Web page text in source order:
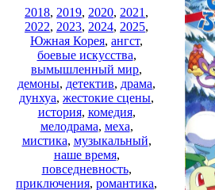
2018, 2019, 2020, 2021 ,
2022, 2023, 2024, 2025,
Южная Корея, ангст,
боевые искусства,
вымышленный мир,
демоны, детектив, драма,
дунхуа, жестокие сцены,
история, комедия,
мелодрама, меха,
мистика, музыкальный,
наше время,
повседневность,
приключения, романтика,